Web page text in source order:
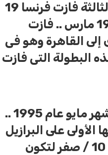
الثانية فازت رومانيا حاملة اللقب 27 / 26 .. وفى الثالثة فازت فرنسا 19
/ 16 .. وفى مباراة تحديد المركز الحادى عشر فى 19 مارس .. فازت
المصرى إلى القاهرة وهو فى
البطولة التى فازت
وفى البطولة التالية التى استضافتها آيسلندا فى شهر مايو عام 1995 ..
على البرازيل
32 / 20 .. ثم فازت فى مباراتها الثانية على الكويت 10 / صفر لتكون